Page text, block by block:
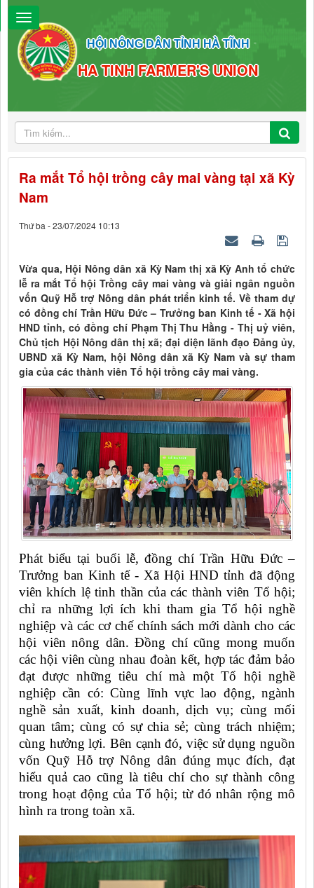
HỘI NÔNG DÂN TỈNH HÀ TĨNH
HA TINH FARMER'S UNION
Ra mắt Tổ hội trồng cây mai vàng tại xã Kỳ
Nam
Thứ ba - 23/07/2024 10:13
Vừa qua, Hội Nông dân xã Kỳ Nam thị xã Kỳ Anh tổ chức
lễ ra mắt Tổ hội Trồng cây mai vàng và giải ngân nguồn
vốn Quỹ Hỗ trợ Nông dân phát triển kinh tế. Về tham dự
có đồng chí Trần Hữu Đức – Trưởng ban Kinh tế - Xã hội
HND tỉnh, có đồng chí Phạm Thị Thu Hằng - Thị uỷ viên,
Chủ tịch Hội Nông dân thị xã; đại diện lãnh đạo Đảng ủy,
UBND xã Kỳ Nam, hội Nông dân xã Kỳ Nam và sự tham
gia của các thành viên Tổ hội trồng cây mai vàng.
Phát biểu tại buổi lễ, đồng chí Trần Hữu Đức –
Trưởng ban Kinh tế - Xã Hội HND tỉnh đã động
viên khích lệ tinh thần của các thành viên Tổ hội;
chỉ ra những lợi ích khi tham gia Tổ hội nghề
nghiệp và các cơ chế chính sách mới dành cho các
hội viên nông dân. Đồng chí cũng mong muốn
các hội viên cùng nhau đoàn kết, hợp tác đảm bảo
đạt được những tiêu chí mà một Tổ hội nghề
nghiệp cần có: Cùng lĩnh vực lao động, ngành
nghề sản xuất, kinh doanh, dịch vụ; cùng mối
quan tâm; cùng có sự chia sẻ; cùng trách nhiệm;
cùng hưởng lợi. Bên cạnh đó, việc sử dụng nguồn
vốn Quỹ Hỗ trợ Nông dân đúng mục đích, đạt
hiểu quả cao cũng là tiêu chí cho sự thành công
trong hoạt động của Tổ hội; từ đó nhân rộng mô
hình ra trong toàn xã.